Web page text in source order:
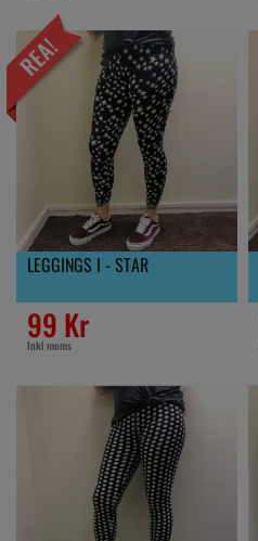
LEGGINGS I - STAR
99 Kr
Inkl moms